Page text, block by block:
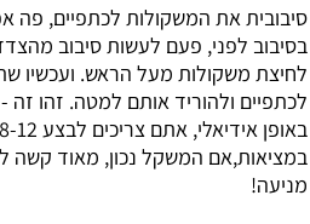
סיבובית את המשקולות לכתפיים, פה
בסיבוב לפני, פעם לעשות סיבוב
לחיצת משקולות מעל הראש. ועכשיו
לכתפיים ולהוריד אותם למטה. זהו
במציאות,אם המשקל נכון, מאוד קשה
מניעה!